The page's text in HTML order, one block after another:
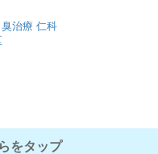
をタップ